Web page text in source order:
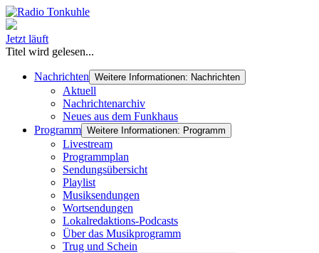
Jetzt läuft
Titel wird gelesen...
Nachrichten Weitere Informationen: Nachrichten
Aktuell
Nachrichtenarchiv
Neues aus dem Funkhaus
Programm Weitere Informationen: Programm
Livestream
Programmplan
Sendungsübersicht
Playlist
Musiksendungen
Wortsendungen
Lokalredaktions-Podcasts
Über das Musikprogramm
Trug und Schein